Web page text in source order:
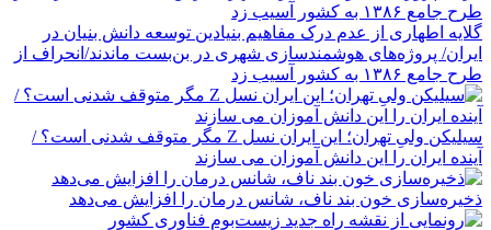
گلایه اطهاری از عدم درک مفاهیم بنیادین توسعه دانش بنیان در
ایران/ پروژه‌های هوشمندسازی شهری در بن‌بست ماندند/انحراف از
طرح جامع ۱۳۸۶ به کشور آسیب زد
سیلیکن ولیِ تهران؛ این ایران نسل Z مگر متوقف شدنی است؟ /
آینده ایران را این دانش آموزان می سازند
ذخیره‌سازی خون بند ناف، شانس درمان را افزایش می‌دهد